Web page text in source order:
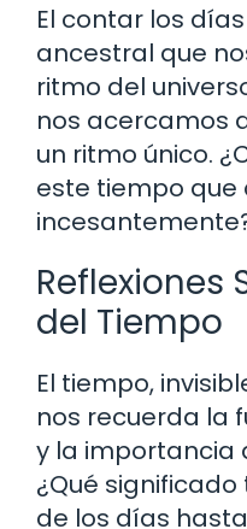
El contar los
ancestral que
ritmo del
nos acercamos
un ritmo único.
este tiempo que
Reflexiones
del Tiempo
El tiempo,
nos recuerda la
y la importancia
¿Qué
de los días